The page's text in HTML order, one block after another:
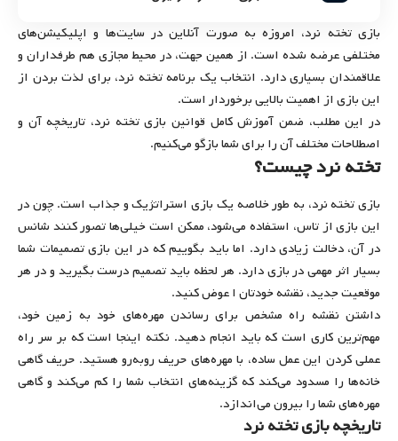
بازی تخته نرد، امروزه به صورت آنلاین در سایت‌ها و اپلیکیشن‌های
مختلفی عرضه شده است. از همین جهت، در محیط مجازی هم طرفداران و
علاقمندان بسیاری دارد. انتخاب یک برنامه تخته نرد، برای لذت بردن از
این بازی از اهمیت بالایی برخوردار است.
در این مطلب، ضمن آموزش کامل قوانین بازی تخته نرد، تاریخچه آن و
اصطلاحات مختلف آن را برای شما بازگو می‌کنیم.
تخته نردچیست؟
بازی تخته نرد، به طور خلاصه یک بازی استراتژیک و جذاب است. چون در
این بازی از تاس، استفاده می‌شود، ممکن است خیلی‌ها تصور کنند شانس
در آن، دخالت زیادی دارد. اما باید بگوییم که در این بازی تصمیمات شما
بسیار اثر مهمی در بازی دارد. هر لحظه باید تصمیم درست بگیرید و در هر
موقعیت جدید، نقشه خودتان ا عوض کنید.
داشتن نقشه راه مشخص برای رساندن مهره‌های خود به زمین خود،
مهم‌ترین کاری است که باید انجام دهید. نکته اینجا است که بر سر راه
عملی کردن این عمل ساده، با مهره‌های حریف رو‌به‌رو هستید. حریف گاهی
خانه‌ها را مسدود می‌کند که گزینه‌های انتخاب شما را کم می‌کند و گاهی
مهره‌های شما را بیرون می‌اندازد.
تاریخچه بازی تخته نرد